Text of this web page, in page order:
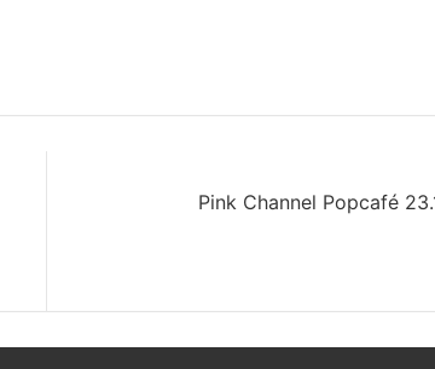
Pink Channel Popcafé